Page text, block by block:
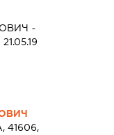
-
41606,